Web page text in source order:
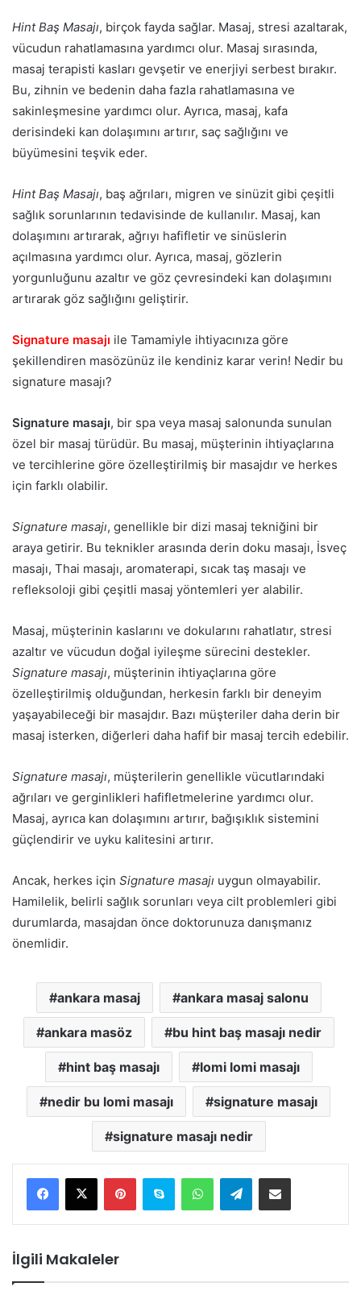
Hint Baş Masajı, birçok fayda sağlar. Masaj, stresi azaltarak,
vücudun rahatlamasına yardımcı olur. Masaj sırasında,
masaj terapisti kasları gevşetir ve enerjiyi serbest bırakır.
Bu, zihnin ve bedenin daha fazla rahatlamasına ve
sakinleşmesine yardımcı olur. Ayrıca, masaj, kafa
derisindeki kan dolaşımını artırır, saç sağlığını ve
büyümesini teşvik eder.
Hint Baş Masajı, baş ağrıları, migren ve sinüzit gibi çeşitli
sağlık sorunlarının tedavisinde de kullanılır. Masaj, kan
dolaşımını artırarak, ağrıyı hafifletir ve sinüslerin
açılmasına yardımcı olur. Ayrıca, masaj, gözlerin
yorgunluğunu azaltır ve göz çevresindeki kan dolaşımını
artırarak göz sağlığını geliştirir.
Signature masajı ile Tamamiyle ihtiyacınıza göre
şekillendiren masözünüz ile kendiniz karar verin! Nedir bu
signature masajı?
Signature masajı, bir spa veya masaj salonunda sunulan
özel bir masaj türüdür. Bu masaj, müşterinin ihtiyaçlarına
ve tercihlerine göre özelleştirilmiş bir masajdır ve herkes
için farklı olabilir.
Signature masajı, genellikle bir dizi masaj tekniğini bir
araya getirir. Bu teknikler arasında derin doku masajı, İsveç
masajı, Thai masajı, aromaterapi, sıcak taş masajı ve
refleksoloji gibi çeşitli masaj yöntemleri yer alabilir.
Masaj, müşterinin kaslarını ve dokularını rahatlatır, stresi
azaltır ve vücudun doğal iyileşme sürecini destekler.
Signature masajı, müşterinin ihtiyaçlarına göre
özelleştirilmiş olduğundan, herkesin farklı bir deneyim
yaşayabileceği bir masajdır. Bazı müşteriler daha derin bir
masaj isterken, diğerleri daha hafif bir masaj tercih edebilir.
Signature masajı, müşterilerin genellikle vücutlarındaki
ağrıları ve gerginlikleri hafifletmelerine yardımcı olur.
Masaj, ayrıca kan dolaşımını artırır, bağışıklık sistemini
güçlendirir ve uyku kalitesini artırır.
Ancak, herkes için Signature masajı uygun olmayabilir.
Hamilelik, belirli sağlık sorunları veya cilt problemleri gibi
durumlarda, masajdan önce doktorunuza danışmanız
önemlidir.
ankara masaj ankara masaj salonu
ankara masöz bu hint baş masajı nedir
hint baş masajı lomi lomi masajı
nedir bu lomi masajı signature masajı
signature masajı nedir
PinterestSkype WhatsAppTelegramE-Posta ile paylaş
İlgili Makaleler